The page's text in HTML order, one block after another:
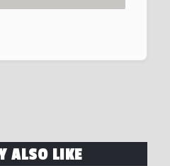
ALSO LIKE